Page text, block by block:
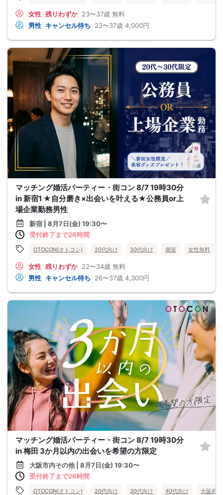
女性 残りわずか 23〜37歳 無料
男性 キャンセル待ち 23〜37歳 4,000円
マッチング婚活パーティー・街コン 8/7 19時30分
in 新宿1 ★自分磨き×出会いを叶える★公務員or上
場企業勤務男性
新宿 | 8月7日(金) 19:30〜
受付終了まで26時間
OTOCON(オトコン) 20代向け 30代向け 個室 女性無料
女性 残りわずか 22〜34歳 無料
男性 キャンセル待ち 26〜37歳 4,300円
マッチング婚活パーティー・街コン 8/7 19時30分
in 梅田 3か月以内の出会いを希望の方限定
大阪市内その他 | 8月7日(金) 19:30〜
受付終了まで26時間
OTOCON(オトコン) 20代向け 30代向け 40代向け 大阪府